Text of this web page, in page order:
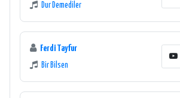
Dur Demediler
Ferdi Tayfur
Bir Bilsen